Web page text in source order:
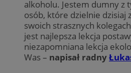
alkoholu. Jestem dumny z
osób, które dzielnie dzisiaj
swoich strasznych
jest najlepsza lekcja
niezapomniana lekcja
Was – napisał radny